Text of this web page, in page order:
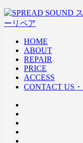
HOME
ABOUT
REPAIR
PRICE
ACCESS
CONTACT US